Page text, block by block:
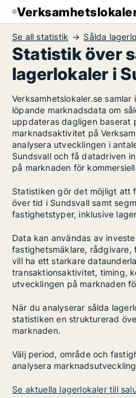
Se all statistik Sålda
Statistik över
lagerlokaler i
Verksamhetslokaler.se
löpande marknadsdata om
uppdateras dagligen baserat
marknadsaktivitet på
analysera utvecklingen i
Sundsvall och få datadriven
på marknaden för
Statistiken gör det möjligt att
över tid i Sundsvall samt
fastighetstyper, inklusive
Data kan användas av
fastighetsmäklare, rådgivare,
vill ha ett starkare
transaktionsaktivitet, timing,
utvecklingen på marknaden
När du analyserar sålda
statistiken en strukturerad
marknaden.
Välj period, område och
analysera
Se aktuella lagerlokaler till